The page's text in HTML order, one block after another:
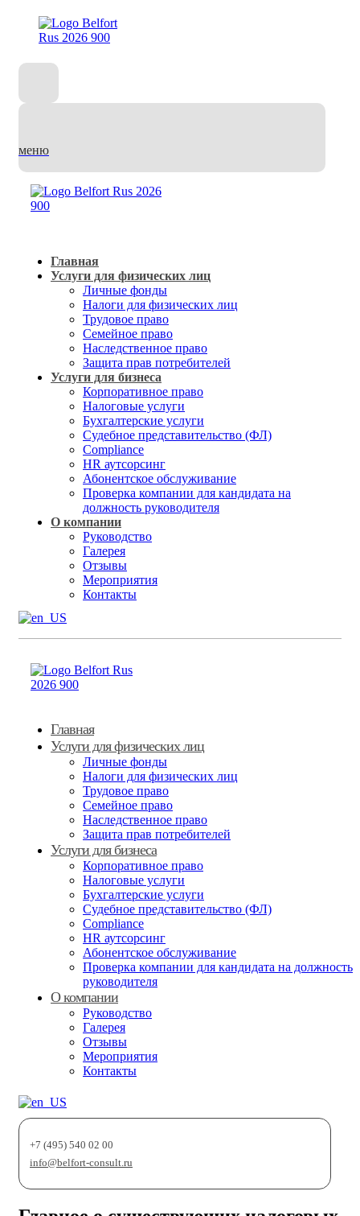
меню
Главная
Услуги для физических лиц
Личные фонды
Налоги для физических лиц
Трудовое право
Семейное право
Наследственное право
Защита прав потребителей
Услуги для бизнеса
Корпоративное право
Налоговые услуги
Бухгалтерские услуги
Судебное представительство (ФЛ)
Compliance
HR аутсорсинг
Абонентское обслуживание
Проверка компании для кандидата на
должность руководителя
О компании
Руководство
Галерея
Отзывы
Мероприятия
Контакты
Главная
Услуги для физических лиц
Личные фонды
Налоги для физических лиц
Трудовое право
Семейное право
Наследственное право
Защита прав потребителей
Услуги для бизнеса
Корпоративное право
Налоговые услуги
Бухгалтерские услуги
Судебное представительство (ФЛ)
Compliance
HR аутсорсинг
Абонентское обслуживание
Проверка компании для кандидата на должность
руководителя
О компании
Руководство
Галерея
Отзывы
Мероприятия
Контакты
+7 (495) 540 02 00
info@belfort-consult.ru